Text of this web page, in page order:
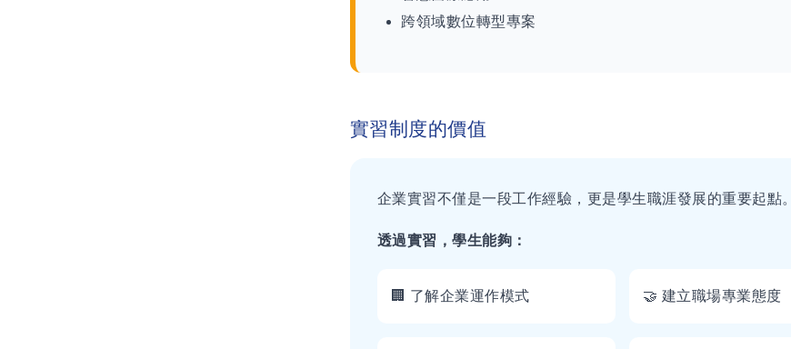
跨領域數位轉型專案
實習制度的價值
企業實習不僅是一段工作經驗，更是學生職涯發展的重要起點。
透過實習，學生能夠：
🏢 了解企業運作模式 🤝 建立職場專業態度